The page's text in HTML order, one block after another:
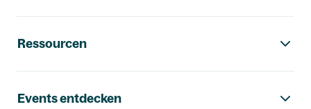
Ressourcen
Events entdecken